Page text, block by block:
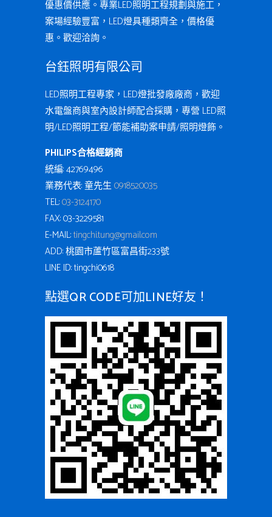
優惠價供應。專業LED照明工程規劃與施工，
案場經驗豐富，LED燈具種類齊全，價格優
惠。歡迎洽詢。
台鈺照明有限公司
LED照明工程專家，LED燈批發廠廠商，歡迎
水電盤商與室內設計師配合採購，專營 LED照
明/LED照明工程/節能補助案申請/照明燈飾。
PHILIPS合格經銷商
統編: 42769496
業務代表: 童先生0918520035
TEL:03-3124170
FAX: 03-3229581
E-MAIL:tingchi.tung@gmail.com
ADD: 桃園市蘆竹區富昌街233號
LINE ID: tingchi0618
點選QR CODE可加LINE好友！